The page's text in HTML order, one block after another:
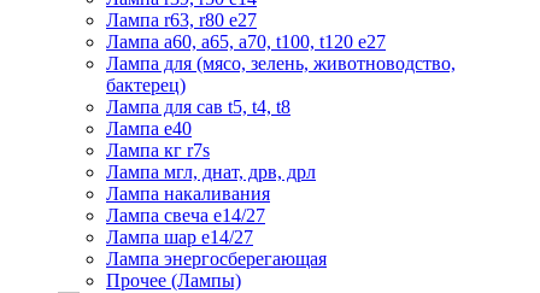
Лампа r63, r80 е27
Лампа а60, а65, а70, t100, t120 е27
Лампа для (мясо, зелень, животноводство,
бактерец)
Лампа для сав t5, t4, t8
Лампа е40
Лампа кг r7s
Лампа мгл, днат, дрв, дрл
Лампа накаливания
Лампа свеча е14/27
Лампа шар е14/27
Лампа энергосберегающая
Прочее (Лампы)